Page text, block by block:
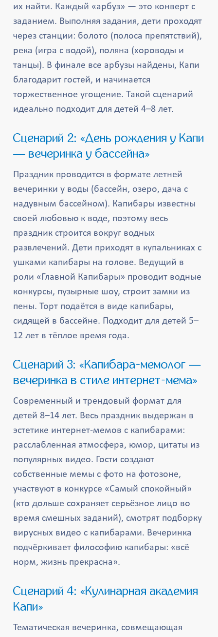
их найти. Каждый «арбуз» — это конверт с
заданием. Выполняя задания, дети проходят
через станции: болото (полоса препятствий),
река (игра с водой), поляна (хороводы и
танцы). В финале все арбузы найдены, Капи
благодарит гостей, и начинается
торжественное угощение. Такой сценарий
идеально подходит для детей 4–8 лет.
Сценарий 2: «День рождения у Капи
— вечеринка у бассейна»
Праздник проводится в формате летней
вечеринки у воды (бассейн, озеро, дача с
надувным бассейном). Капибары известны
своей любовью к воде, поэтому весь
праздник строится вокруг водных
развлечений. Дети приходят в купальниках с
ушками капибары на голове. Ведущий в
роли «Главной Капибары» проводит водные
конкурсы, пузырные шоу, строит замки из
пены. Торт подаётся в виде капибары,
сидящей в бассейне. Подходит для детей 5–
12 лет в тёплое время года.
Сценарий 3: «Капибара-мемолог —
вечеринка в стиле интернет-мема»
Современный и трендовый формат для
детей 8–14 лет. Весь праздник выдержан в
эстетике интернет-мемов с капибарами:
расслабленная атмосфера, юмор, цитаты из
популярных видео. Гости создают
собственные мемы с фото на фотозоне,
участвуют в конкурсе «Самый спокойный»
(кто дольше сохраняет серьёзное лицо во
время смешных заданий), смотрят подборку
вирусных видео с капибарами. Вечеринка
подчёркивает философию капибары: «всё
норм, жизнь прекрасна».
Сценарий 4: «Кулинарная академия
Капи»
Тематическая вечеринка, совмещающая